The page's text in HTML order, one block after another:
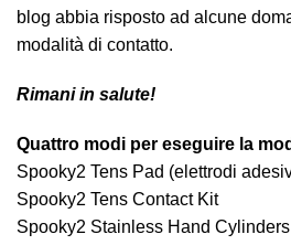
blog abbia risposto ad alcune
modalità di contatto.
Rimani in salute!
Quattro modi per eseguire la
Spooky2 Tens Pad (elettrodi
Spooky2 Tens Contact Kit
Spooky2 Stainless Hand